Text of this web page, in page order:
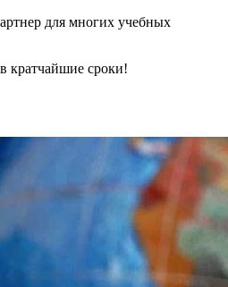
для многих учебных
кратчайшие сроки!